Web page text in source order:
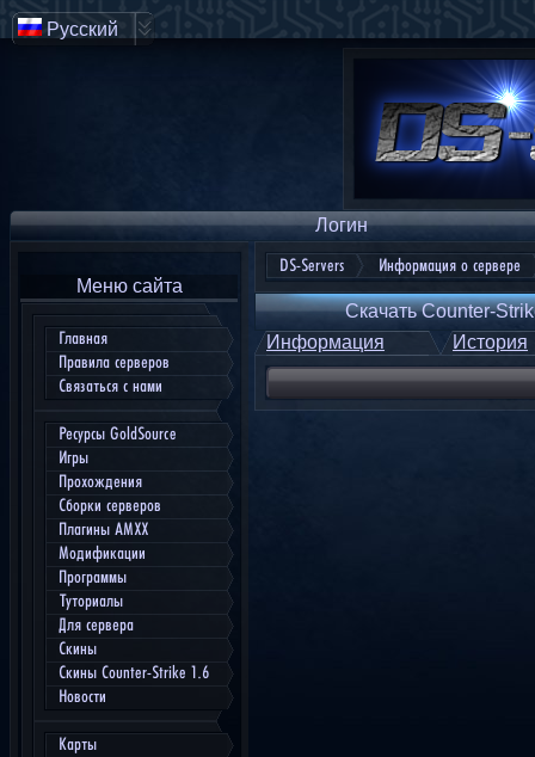
Логин
Меню сайта
Главная
Правила серверов
Связаться с нами
Ресурсы GoldSource
Игры
Прохождения
Сборки серверов
Плагины AMXX
Модификации
Программы
Туториалы
Для сервера
Скины
Скины Counter-Strike 1.6
Новости
Карты
DS-Servers Информация о сервере
Скачать Counter-
Информация
История
Русский